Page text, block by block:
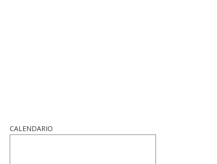
CALENDARIO